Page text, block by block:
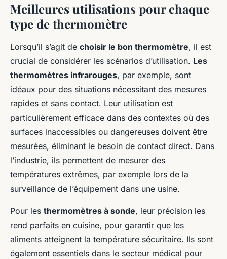
Meilleures utilisations pour chaque
type de thermomètre
Lorsqu’il s’agit de choisir le bon thermomètre, il est
crucial de considérer les scénarios d’utilisation. Les
thermomètres infrarouges, par exemple, sont
idéaux pour des situations nécessitant des mesures
rapides et sans contact. Leur utilisation est
particulièrement efficace dans des contextes où des
surfaces inaccessibles ou dangereuses doivent être
mesurées, éliminant le besoin de contact direct. Dans
l’industrie, ils permettent de mesurer des
températures extrêmes, par exemple lors de la
surveillance de l’équipement dans une usine.
Pour les thermomètres à sonde, leur précision les
rend parfaits en cuisine, pour garantir que les
aliments atteignent la température sécuritaire. Ils sont
également essentiels dans le secteur médical pour